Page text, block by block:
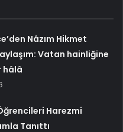
Nâzım Hikmet
Vatan hainliğine
hâlâ
Harezmi
Tanıttı